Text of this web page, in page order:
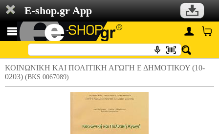
E-shop.gr App
ΚΟΙΝΩΝΙΚΗ ΚΑΙ ΠΟΛΙΤΙΚΗ ΑΓΩΓΗ Ε ΔΗΜΟΤΙΚΟΥ (10-
0203) (BKS.0067089)